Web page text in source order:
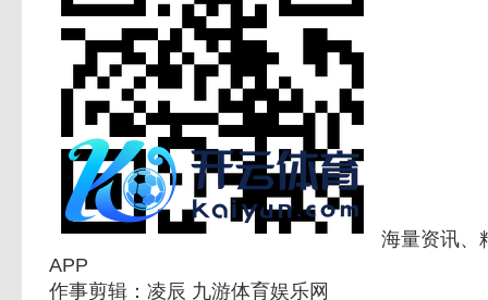
海量资讯、
APP
作事剪辑：凌辰 九游体育娱乐网